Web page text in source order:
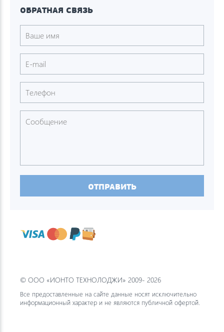
ОБРАТНАЯ СВЯЗЬ
ОТПРАВИТЬ
© ООО «ИОНТО ТЕХНОЛОДЖИ» 2009- 2026
Все предоставленные на сайте данные носят исключительно
информационный характер и не являются публичной офертой.